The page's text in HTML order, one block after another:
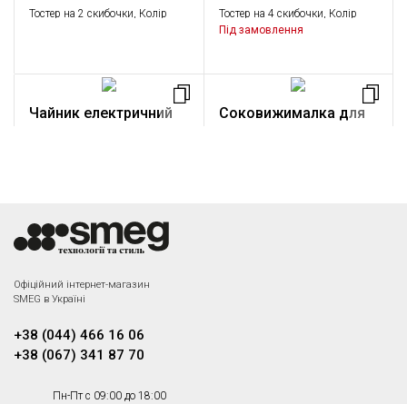
Тостер на 2 скибочки, Колір
підсмажування; Піддон для
крихт, що знімається.
Тостер на 4 скибочки, Колір
кремовий; Функції: підігрів,
для крихт, що знімається.
Під замовлення
Чайник електричний
Соковижималка для
KBSF02CR
Комплект ножів, колір
Офіційний інтернет-магазин
SMEG в Україні
+38 (044) 466 16 06
+38 (067) 341 87 70
Пн-Пт с 09:00 до 18:00